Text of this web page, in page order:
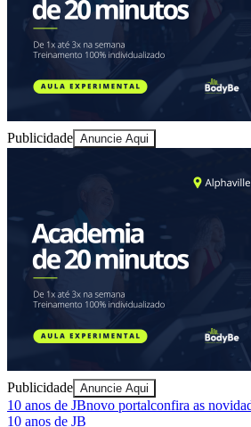
Publicidade Anuncie Aqui
Publicidade Anuncie Aqui